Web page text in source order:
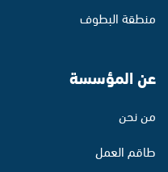
منطقة البطوف
عن المؤسسة
من نحن
طاقم العمل